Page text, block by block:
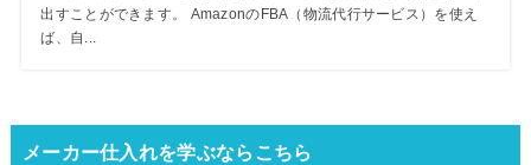
出すことができます。 AmazonのFBA（物流代行サービス）を使え
ば、自...
メーカー仕入れを学ぶならこちら